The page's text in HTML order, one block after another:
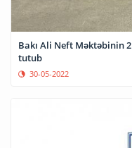
Bakı Ali Neft Məktəbinin 2 komandası "Teknofest"də birinci yeri
tutub
30-05-2022